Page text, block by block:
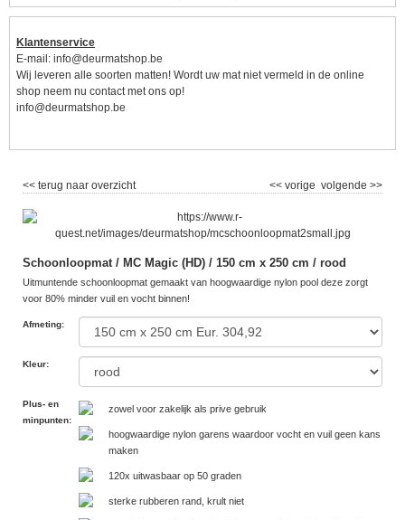
Klantenservice
E-mail: info@deurmatshop.be
Wij leveren alle soorten matten! Wordt uw mat niet vermeld in de online
shop neem nu contact met ons op!
info@deurmatshop.be
<< terug naar overzicht volgende >>
<< vorige
Schoonloopmat / MC Magic (HD) / 150 cm x 250 cm / rood
Uitmuntende schoonloopmat gemaakt van hoogwaardige nylon pool deze zorgt
voor 80% minder vuil en vocht binnen!
Afmeting:
Kleur:
Plus- en
minpunten:
zowel voor zakelijk als prive gebruik
hoogwaardige nylon garens waardoor vocht en vuil geen kans
maken
120x uitwasbaar op 50 graden
sterke rubberen rand, krult niet